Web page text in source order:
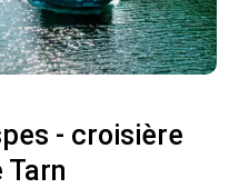
- croisière